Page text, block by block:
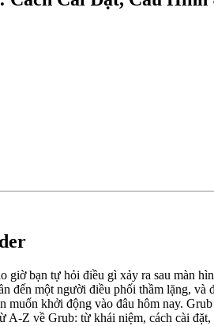
giờ bạn tự hỏi điều gì xảy ra sau màn
đến một người điều phối thầm lặng,
muốn khởi động vào đâu hôm nay.
A-Z về Grub: từ khái niệm, cách cài